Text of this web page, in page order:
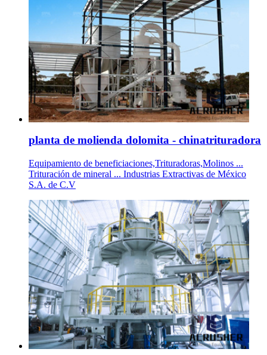
planta de molienda dolomita - chinatrituradora
Equipamiento de beneficiaciones,Trituradoras,Molinos ...
Trituración de mineral ... Industrias Extractivas de México
S.A. de C.V